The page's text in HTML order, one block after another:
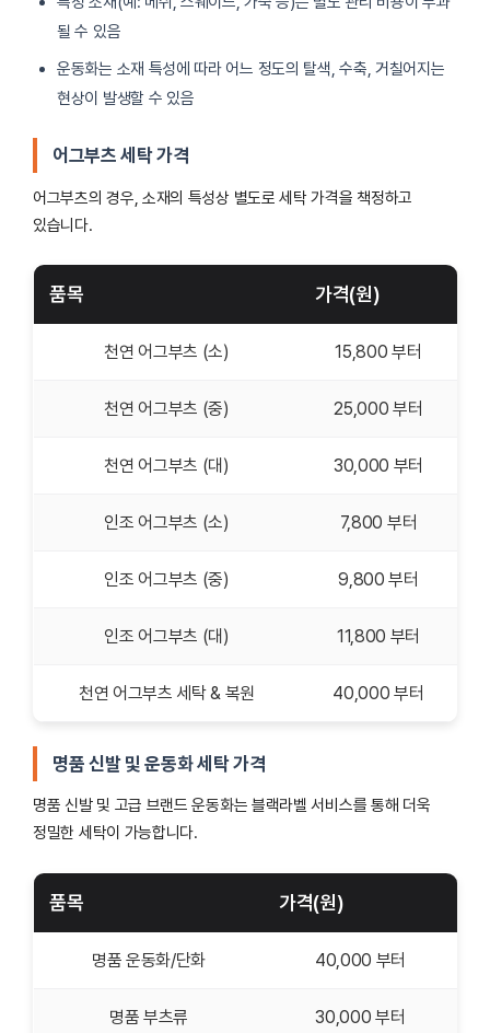
될 수 있음
운동화는 소재 특성에 따라 어느 정도의 탈색, 수축, 거칠어지는
현상이 발생할 수 있음
어그부츠 세탁 가격
어그부츠의 경우, 소재의 특성상 별도로 세탁 가격을 책정하고
있습니다.
품목 가격(원)
천연 어그부츠 (소) 15,800 부터
천연 어그부츠 (중) 25,000 부터
천연 어그부츠 (대) 30,000 부터
인조 어그부츠 (소) 7,800 부터
인조 어그부츠 (중) 9,800 부터
인조 어그부츠 (대) 11,800 부터
천연 어그부츠 세탁 & 복원 40,000 부터
명품 신발 및 운동화 세탁 가격
명품 신발 및 고급 브랜드 운동화는 블랙라벨 서비스를 통해 더욱
정밀한 세탁이 가능합니다.
품목 가격(원)
명품 운동화/단화 40,000 부터
명품 부츠류 30,000 부터